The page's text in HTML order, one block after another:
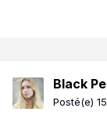
Black
Posté(e)